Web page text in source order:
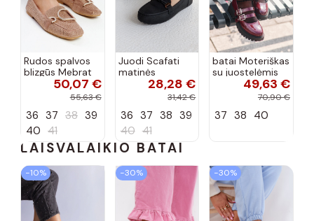
Rudos spalvos
blizgūs Mebrat
bateliai50,07 €
55,63 €
36 37 38 39
40 41
Juodi Scafati
matinės
apdailos bateliai
28,28 €
31,42 €
36 37 38 39
40 41
batai Moteriškas
su juostelėmis
su lako efektu
bordo spalvos
49,63 €
70,90 €
37 38 40
LAISVALAIKIO BATAI
−10% −30% −30%